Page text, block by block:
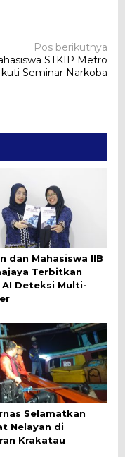
Pos berikutnya
STKIP Metro
Seminar Narkoba
dan Mahasiswa IIB
Terbitkan
AI Deteksi Multi-
Selamatkan
Nelayan di
Krakatau